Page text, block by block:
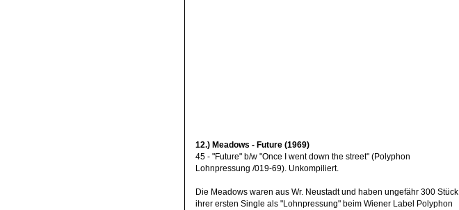
12.) Meadows - Future (1969)
45 - "Future" b/w "Once I went down the street" (Polyphon
Lohnpressung /019-69). Unkompiliert.
Die Meadows waren aus Wr. Neustadt und haben ungefähr 300 Stück
ihrer ersten Single als "Lohnpressung" beim Wiener Label Polyphon